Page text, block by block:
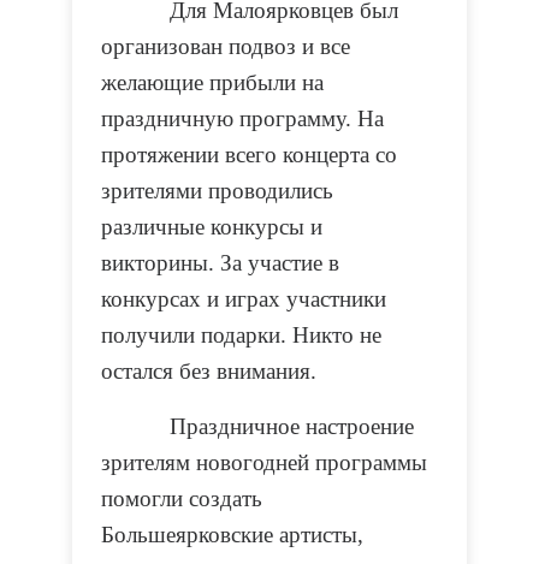
Для Малоярковцев был
организован подвоз и все
желающие прибыли на
праздничную программу. На
протяжении всего концерта со
зрителями проводились
различные конкурсы и
викторины. За участие в
конкурсах и играх участники
получили подарки. Никто не
остался без внимания.
Праздничное настроение
зрителям новогодней программы
помогли создать
Большеярковские артисты,